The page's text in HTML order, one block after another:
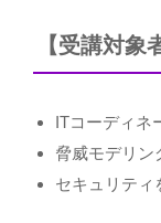
【受講対象
ITコーディネ
脅威モデリン
セキュリティ